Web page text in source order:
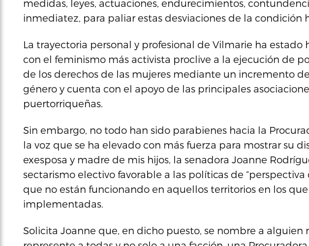
medidas, leyes, actuaciones, endurecimientos,
inmediatez, para paliar estas desviaciones de la condición
La trayectoria personal y profesional de Vilmarie ha
con el feminismo más activista proclive a la ejecución de
de los derechos de las mujeres mediante un incremento
género y cuenta con el apoyo de las principales
puertorriqueñas.
Sin embargo, no todo han sido parabienes hacia la
la voz que se ha elevado con más fuerza para mostrar su
exesposa y madre de mis hijos, la senadora Joanne
sectarismo electivo favorable a las políticas de
que no están funcionando en aquellos territorios en los
implementadas.
Solicita Joanne que, en dicho puesto, se nombre a